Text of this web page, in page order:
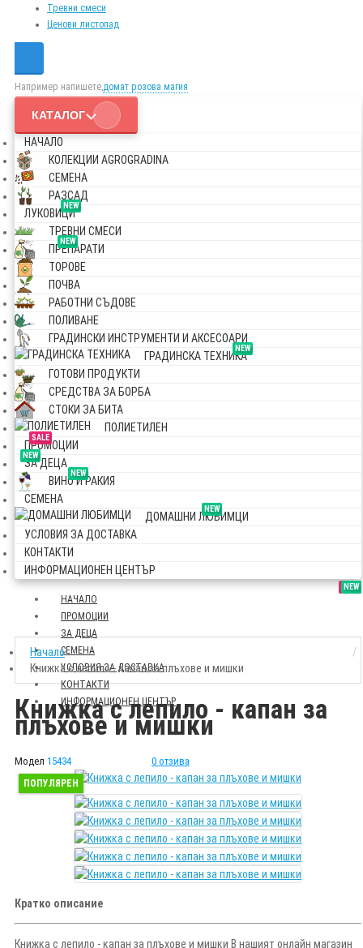
Тревни смеси
Ценови листопад
Например напишете,домат розова магия
КАТАЛОГ
НАЧАЛО
КОЛЕКЦИИ AGROGRADINA
СЕМЕНА
РАЗСАД
NEW
ЛУКОВИЦИ
ТРЕВНИ СМЕСИ
NEW
ПРЕПАРАТИ
ТОРОВЕ
ПОЧВА
РАБОТНИ СЪДОВЕ
ПОЛИВАНЕ
ГРАДИНСКИ ИНСТРУМЕНТИ И АКСЕСОАРИ
NEW
ГРАДИНСКА ТЕХНИКА
ГОТОВИ ПРОДУКТИ
СРЕДСТВА ЗА БОРБА
СТОКИ ЗА БИТА
ПОЛИЕТИЛЕН
SALE
ПРОМОЦИИ
NEW
ЗА ДЕЦА
NEW
ВИНО И РАКИЯ
СЕМЕНА
NEW
ДОМАШНИ ЛЮБИМЦИ
УСЛОВИЯ ЗА ДОСТАВКА
КОНТАКТИ
ИНФОРМАЦИОНЕН ЦЕНТЪР
НАЧАЛО
SALE
ПРОМОЦИИ
NEW
ЗА ДЕЦА
СЕМЕНА
УСЛОВИЯ ЗА ДОСТАВКА
КОНТАКТИ
ИНФОРМАЦИОНЕН ЦЕНТЪР
Начало
Книжка с лепило - капан за плъхове и мишки
Книжка с лепило - капан за
плъхове и мишки
Модел 15434 0 отзива
ПОПУЛЯРЕН
Кратко описание
Книжка с лепило - капан за плъхове и мишки В нашият онлайн магазин